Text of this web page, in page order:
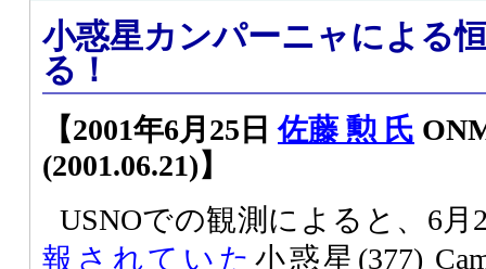
小惑星カンパーニャによる
る！
【2001年6月25日佐藤 勲 氏
(2001.06.21)】
USNOでの観測によると、6
報されていた 小惑星(377)